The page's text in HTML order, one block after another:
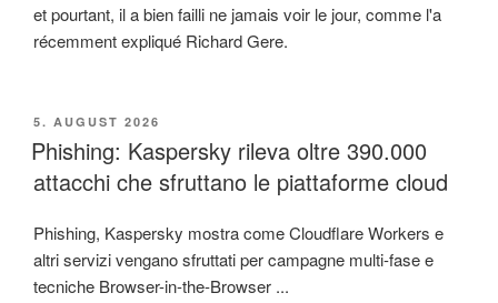
et pourtant, il a bien failli ne jamais voir le jour, comme l'a
récemment expliqué Richard Gere.
VERÖFFENTLICHT
AM
5. AUGUST 2026
Phishing: Kaspersky rileva oltre 390.000
attacchi che sfruttano le piattaforme cloud
Phishing, Kaspersky mostra come Cloudflare Workers e
altri servizi vengano sfruttati per campagne multi-fase e
tecniche Browser-in-the-Browser ...